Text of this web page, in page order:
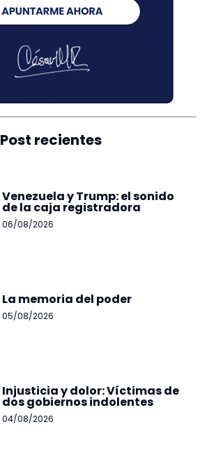
Post recientes
Venezuela y Trump: el sonido
de la caja registradora
06/08/2026
La memoria del poder
05/08/2026
Injusticia y dolor: Víctimas de
dos gobiernos indolentes
04/08/2026